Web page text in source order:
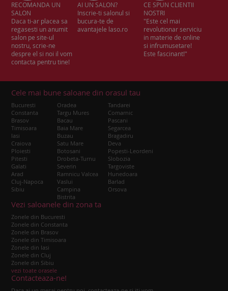
RECOMANDA UN
SALON
Daca ti-ar placea sa
regasesti un anumit
salon pe site-ul
nostru, scrie-ne
despre el si noi il vom
contacta pentru tine!
AI UN SALON?
Inscrie-ti salonul si
bucura-te de
avantajele laso.ro
CE SPUN CLIENTII
NOSTRI
"Este cel mai
revolutionar serviciu
in materie de online
si infrumusetare!
Este fascinant!"
Cele mai bune saloane din orasul tau
Bucuresti
Constanta
Brasov
Timisoara
Iasi
Craiova
Ploiesti
Pitesti
Galati
Arad
Cluj-Napoca
Sibiu
Oradea
Targu Mures
Bacau
Baia Mare
Buzau
Satu Mare
Botosani
Drobeta-Turnu
Severin
Ramnicu Valcea
Vaslui
Campina
Bistrita
Tandarei
Comarnic
Pascani
Segarcea
Bragadiru
Deva
Popesti-Leordeni
Slobozia
Targoviste
Hunedoara
Barlad
Orsova
Vezi saloanele din zona ta
Zonele din Bucuresti
Zonele din Constanta
Zonele din Brasov
Zonele din Timisoara
Zonele din Iasi
Zonele din Cluj
Zonele din Sibiu
vezi toate orasele
Contacteaza-ne!